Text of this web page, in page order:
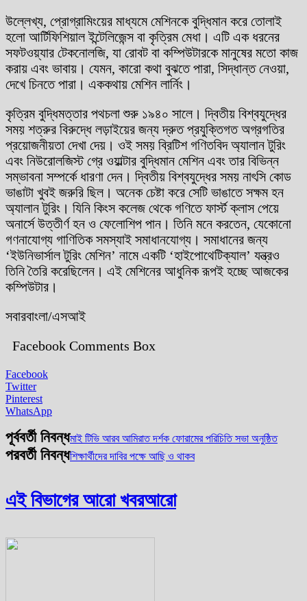
উল্লেখ্য, প্রোগ্রামিংয়ের মাধ্যমে মেশিনকে বুদ্ধিমান করে তোলাই
হলো আর্টিফিশিয়াল ইন্টেলিজেন্স বা কৃত্রিম মেধা। এটি এক ধরনের
সফটওয়্যার টেকনোলজি, যা রোবট বা কম্পিউটারকে মানুষের মতো কাজ
করায় এবং ভাবায়। যেমন, কারো কথা বুঝতে পারা, সিদ্ধান্ত নেওয়া,
দেখে চিনতে পারা। এককথায় মেশিন লার্নিং।
কৃত্রিম বুদ্ধিমত্তার পথচলা শুরু ১৯৪০ সালে। দ্বিতীয় বিশ্বযুদ্ধের
সময় শত্রুর বিরুদ্ধে লড়াইয়ের জন্য দ্রুত প্রযুক্তিগত অগ্রগতির
প্রয়োজনীয়তা দেখা দেয়। ওই সময় ব্রিটিশ গণিতবিদ অ্যালান টুরিং
এবং নিউরোলজিস্ট গ্রে ওয়াল্টার বুদ্ধিমান মেশিন এবং তার বিভিন্ন
সম্ভাবনা সম্পর্কে ধারণা দেন। দ্বিতীয় বিশ্বযুদ্ধের সময় নাৎসি কোড
ভাঙাটা খুবই জরুরি ছিল। অনেক চেষ্টা করে সেটি ভাঙাতে সক্ষম হন
অ্যালান টুরিং। যিনি কিংস কলেজ থেকে গণিতে ফার্স্ট ক্লাস পেয়ে
অনার্সে উত্তীর্ণ হন ও ফেলোশিপ পান। তিনি মনে করতেন, যেকোনো
গণনাযোগ্য গাণিতিক সমস্যাই সমাধানযোগ্য। সমাধানের জন্য
‘ইউনিভার্সাল টুরিং মেশিন’ নামে একটি ‘হাইপোথেটিক্যাল’ যন্ত্রও
তিনি তৈরি করেছিলেন। এই মেশিনের আধুনিক রূপই হচ্ছে আজকের
কম্পিউটার।
সবারবাংলা/এসআই
Facebook Comments Box
Facebook
Twitter
Pinterest
WhatsApp
পূর্ববর্তী নিবন্ধমাই টিভি আরব আমিরাত দর্শক ফোরামের পরিচিতি সভা অনুষ্ঠিত
পরবর্তী নিবন্ধশিক্ষার্থীদের দাবির পক্ষে আছি ও থাকব
এই বিভাগের আরো খবরআরো